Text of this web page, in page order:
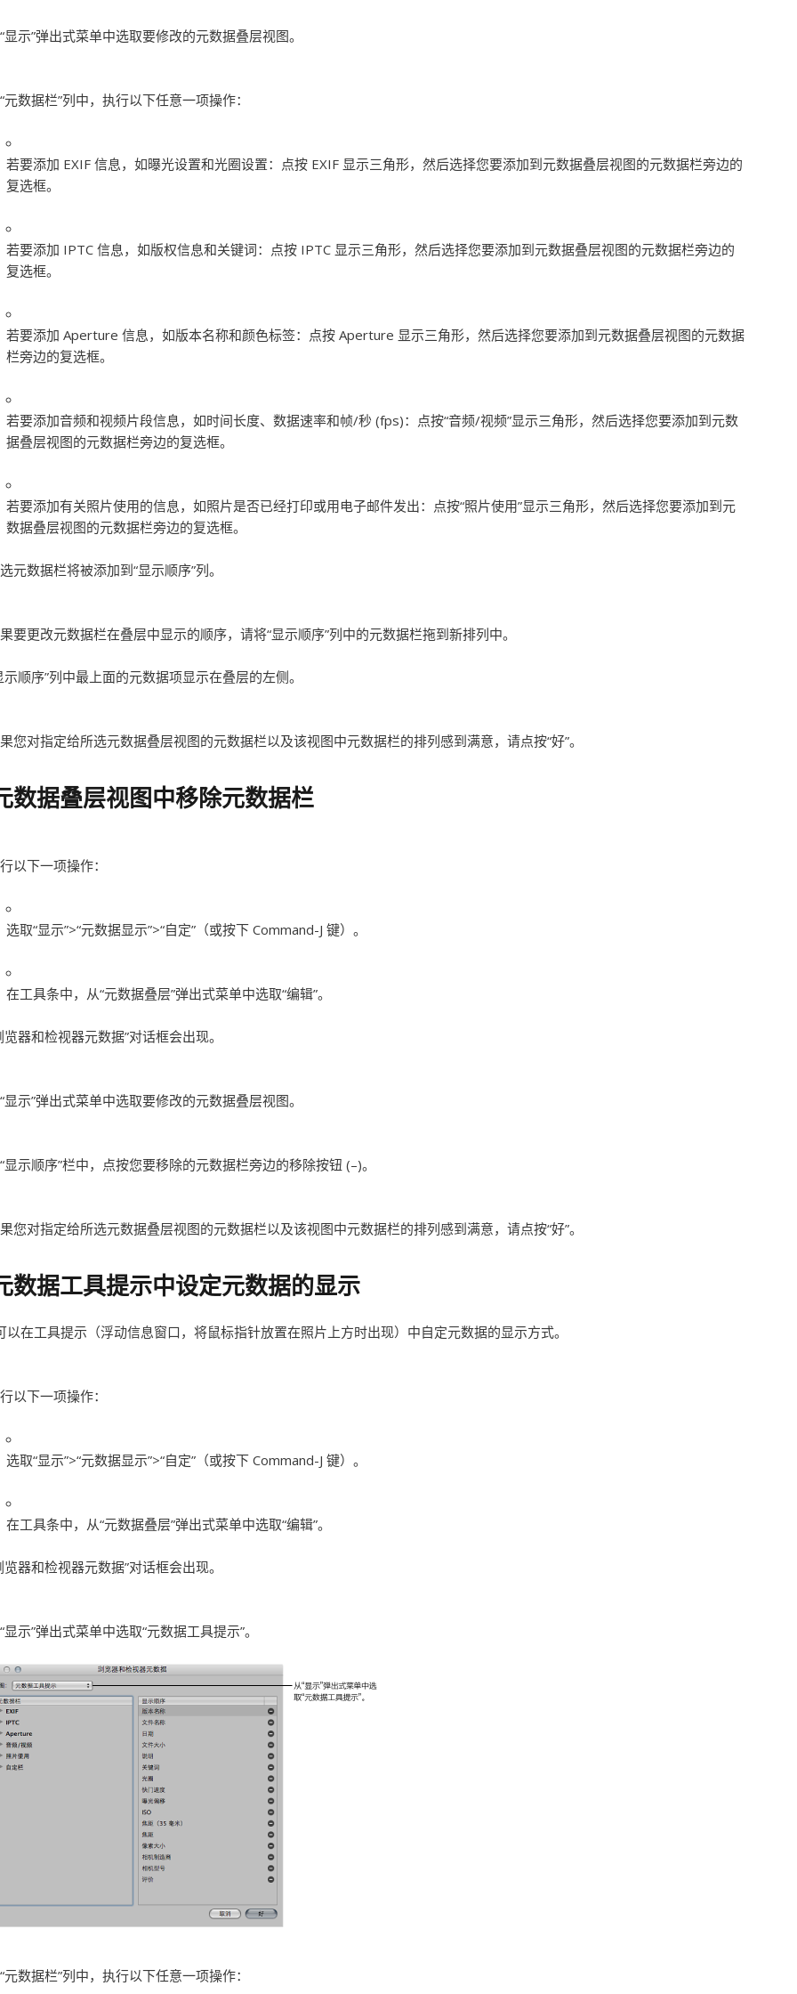
显示”弹出式菜单中选取要修改的元数据叠层视图。
元数据栏”列中，执行以下任意一项操作：
若要添加 EXIF 信息，如曝光设置和光圈设置： 点按 EXIF 显示三角形，然后选择您要添加到元数据叠层视图的元数据栏旁边的
复选框。
若要添加 IPTC 信息，如版权信息和关键词： 点按 IPTC 显示三角形，然后选择您要添加到元数据叠层视图的元数据栏旁边的
复选框。
若要添加 Aperture 信息，如版本名称和颜色标签： 点按 Aperture 显示三角形，然后选择您要添加到元数据叠层视图的元数据
栏旁边的复选框。
若要添加音频和视频片段信息，如时间长度、数据速率和帧/秒 (fps)： 点按“音频/视频”显示三角形，然后选择您要添加到元数
据叠层视图的元数据栏旁边的复选框。
若要添加有关照片使用的信息，如照片是否已经打印或用电子邮件发出： 点按“照片使用”显示三角形，然后选择您要添加到元
数据叠层视图的元数据栏旁边的复选框。
元数据栏将被添加到“显示顺序”列。
要更改元数据栏在叠层中显示的顺序，请将“显示顺序”列中的元数据栏拖到新排列中。
示顺序”列中最上面的元数据项显示在叠层的左侧。
您对指定给所选元数据叠层视图的元数据栏以及该视图中元数据栏的排列感到满意，请点按“好”。
数据叠层视图中移除元数据栏
以下一项操作：
选取“显示”>“元数据显示”>“自定”（或按下 Command-J 键）。
在工具条中，从“元数据叠层”弹出式菜单中选取“编辑”。
览器和检视器元数据”对话框会出现。
显示”弹出式菜单中选取要修改的元数据叠层视图。
显示顺序”栏中，点按您要移除的元数据栏旁边的移除按钮 (–)。
您对指定给所选元数据叠层视图的元数据栏以及该视图中元数据栏的排列感到满意，请点按“好”。
数据工具提示中设定元数据的显示
以在工具提示（浮动信息窗口，将鼠标指针放置在照片上方时出现）中自定元数据的显示方式。
以下一项操作：
选取“显示”>“元数据显示”>“自定”（或按下 Command-J 键）。
在工具条中，从“元数据叠层”弹出式菜单中选取“编辑”。
览器和检视器元数据”对话框会出现。
显示”弹出式菜单中选取“元数据工具提示”。
元数据栏”列中，执行以下任意一项操作：